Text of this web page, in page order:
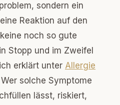
sondern ein
Reaktion auf den
noch so gute
Stopp und im Zweifel
erklärt unter Allergie
solche Symptome
lässt, riskiert,